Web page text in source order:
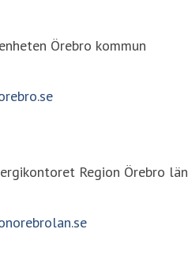
Örebro kommun
Region Örebro län